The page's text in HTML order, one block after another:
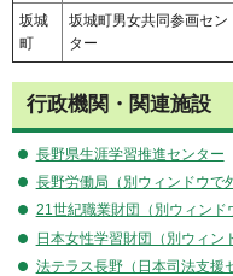
坂城
町
坂城町男女共同参画セン
ター
行政機関・関連施設
長野県生涯学習推進センター
長野労働局（別ウィンドウで
21世紀職業財団（別ウィンド
日本女性学習財団（別ウィン
法テラス長野（日本司法支援